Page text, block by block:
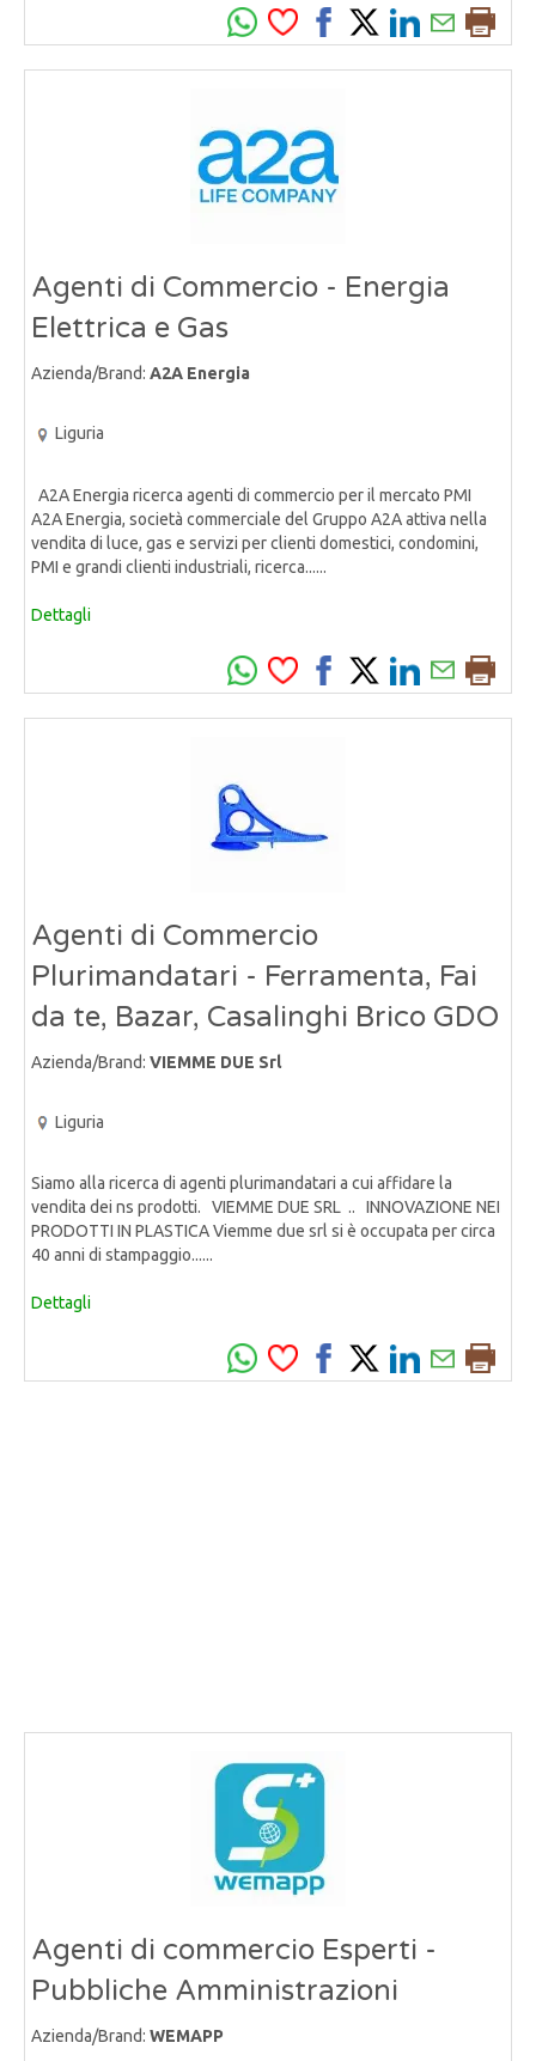
Agenti di Commercio - Energia
Elettrica e Gas
Azienda/Brand: A2A Energia
Liguria
A2A Energia ricerca agenti di commercio per il mercato PMI
A2A Energia, società commerciale del Gruppo A2A attiva nella
vendita di luce, gas e servizi per clienti domestici, condomini,
PMI e grandi clienti industriali, ricerca......
Dettagli
Agenti di Commercio
Plurimandatari - Ferramenta, Fai
da te, Bazar, Casalinghi Brico GDO
Azienda/Brand: VIEMME DUE Srl
Liguria
Siamo alla ricerca di agenti plurimandatari a cui affidare la
vendita dei ns prodotti. VIEMME DUE SRL .. INNOVAZIONE NEI
PRODOTTI IN PLASTICA Viemme due srl si è occupata per circa
40 anni di stampaggio......
Dettagli
Agenti di commercio Esperti -
Pubbliche Amministrazioni
Azienda/Brand: WEMAPP